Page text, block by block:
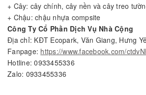
+ Cây: cây chính, cây nền và cây treo
+ Chậu: chậu nhựa compsite
Công Ty Cổ Phần Dịch Vụ Nhà Cộng
Địa chỉ: KĐT Ecopark, Văn Giang, Hưng
Fanpage: https://www.facebook.com/
Hotline: 0933455336
Zalo: 0933455336